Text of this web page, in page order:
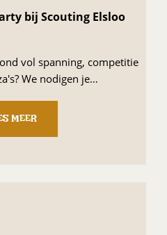
bij Scouting Elsloo
vol spanning, competitie
We nodigen je…
MEER